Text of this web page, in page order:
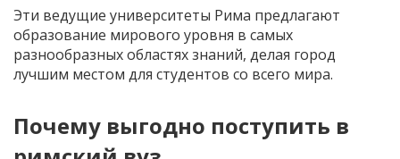
Эти ведущие университеты Рима предлагают
образование мирового уровня в самых
разнообразных областях знаний, делая город
лучшим местом для студентов со всего мира.
Почему выгодно поступить в